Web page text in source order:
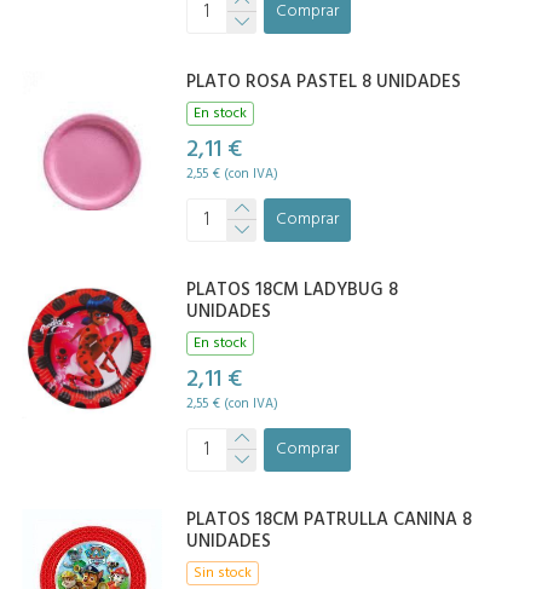
Comprar
PLATO ROSA PASTEL 8 UNIDADES
En stock
2,11 €
2,55 € (con IVA)
Comprar
PLATOS 18CM LADYBUG 8
UNIDADES
En stock
2,11 €
2,55 € (con IVA)
Comprar
PLATOS 18CM PATRULLA CANINA 8
UNIDADES
Sin stock